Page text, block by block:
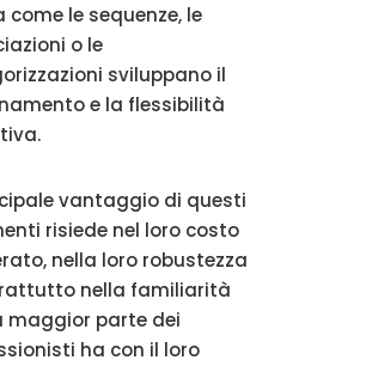
come le sequenze, le
o le
sviluppano il
e la flessibilità
vantaggio di questi
risiede nel loro costo
nella loro robustezza
nella familiarità
maggior parte dei
ha con il loro